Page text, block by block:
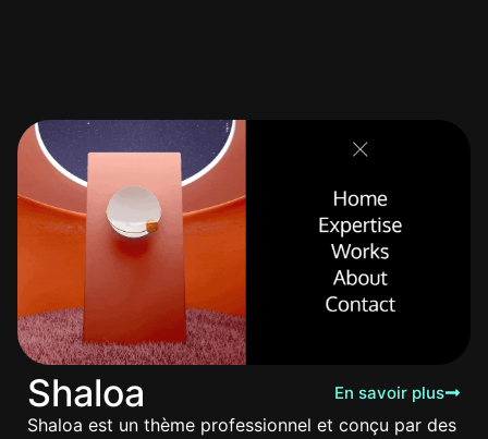
Shaloa En savoir plus
Shaloa est un thème professionnel et conçu par des